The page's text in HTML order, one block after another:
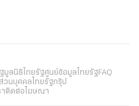
มูลนิธิไทยรัฐศูนย์ข้อมูลไทยรัฐFAQ
วนบุคคลไทยรัฐกรุ๊ป
ติดต่อโฆษณา